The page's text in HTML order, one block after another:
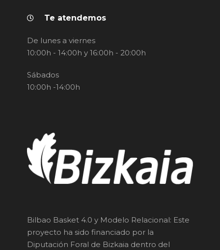
Te atendemos
De lunes a viernes
10:00h - 14:00h y 16:00h - 20:00h
Sábados
10:00h -14:00h
Bilbao Basket 4.0 y Modelo Relacional: Este
proyecto ha sido financiado por la
Diputación Foral de Bizkaia dentro del